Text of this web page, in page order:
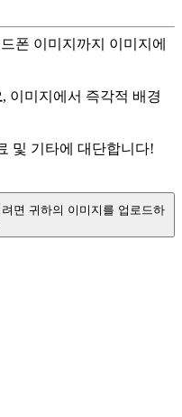
, 이미지에서 즉각적 배경
및 기타에 대단합니다!
면 귀하의 이미지를 업로드하